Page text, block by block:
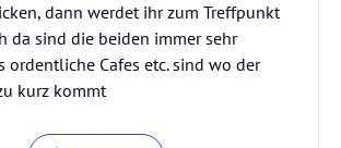
dann werdet ihr zum Treffpunkt
da sind die beiden immer sehr
ordentliche Cafes etc. sind wo der
kurz kommt